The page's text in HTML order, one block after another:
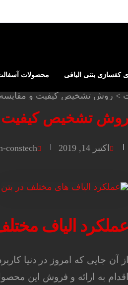
محصولات کفسازی بتنی الیافی
> روش تشخیص کیفیت و مقایسه عملکرد
روش تشخیص کیفیت
اکتبر 14, 2019 constech
عملکرد الیاف
از آن جایی که امروز در دنیا
اقدام به ارائه و فروش این